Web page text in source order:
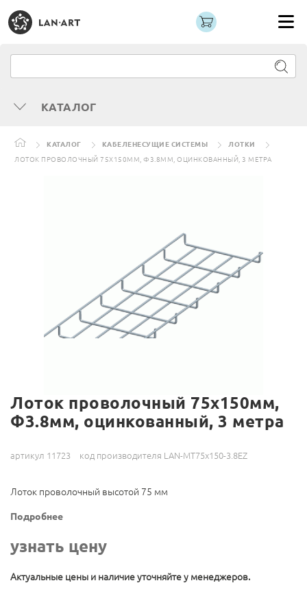
КАТАЛОГ
КАТАЛОГ КАБЕЛЕНЕСУЩИЕ СИСТЕМЫ
ЛОТКИ
ЛОТОК ПРОВОЛОЧНЫЙ 75Х150ММ, Ф3.8ММ, ОЦИНКОВАННЫЙ, 3 МЕТРА
Лоток проволочный 75х150мм,
Ф3.8мм, оцинкованный, 3 метра
артикул 11723 код производителя LAN-MT75x150-3.8EZ
Лоток проволочный высотой 75 мм
Подробнее
узнать цену
Актуальные цены и наличие уточняйте у менеджеров.